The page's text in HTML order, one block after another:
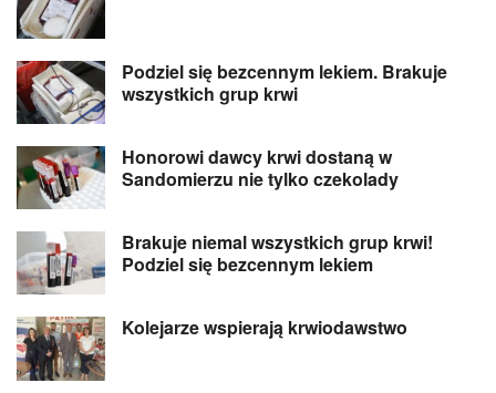
Podziel się bezcennym lekiem. Brakuje
wszystkich grup krwi
Honorowi dawcy krwi dostaną w
Sandomierzu nie tylko czekolady
Brakuje niemal wszystkich grup krwi!
Podziel się bezcennym lekiem
Kolejarze wspierają krwiodawstwo